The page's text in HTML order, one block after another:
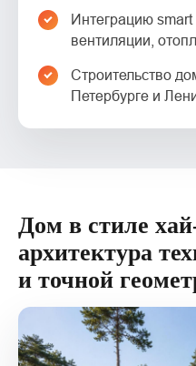
Интеграцию
вентиляции,
Строительство
Петербурге и
Дом в стиле
архитектура
и точной